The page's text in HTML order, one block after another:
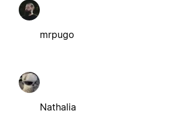
mrpugo
Nathalia